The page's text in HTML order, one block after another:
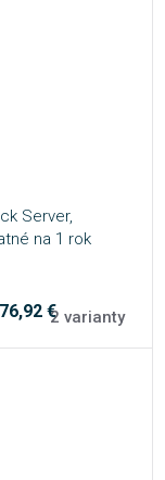
Server,
na 1 rok
€2 varianty